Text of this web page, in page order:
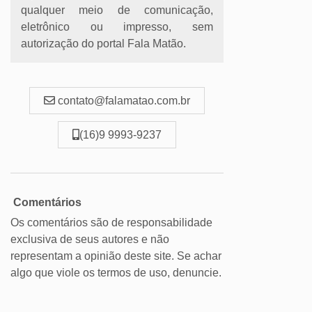
qualquer meio de comunicação,
eletrônico ou impresso, sem
autorização do portal Fala Matão.
contato@falamatao.com.br
(16)9 9993-9237
Comentários
Os comentários são de responsabilidade
exclusiva de seus autores e não
representam a opinião deste site. Se achar
algo que viole os termos de uso, denuncie.